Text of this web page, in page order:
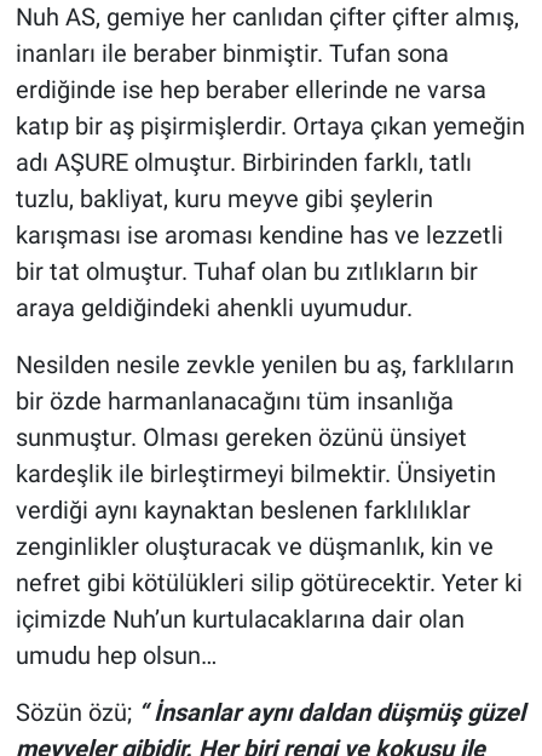
Nuh AS, gemiye her canlıdan çifter çifter almış,
inanları ile beraber binmiştir. Tufan sona
erdiğinde ise hep beraber ellerinde ne varsa
katıp bir aş pişirmişlerdir. Ortaya çıkan yemeğin
adı AŞURE olmuştur. Birbirinden farklı, tatlı
tuzlu, bakliyat, kuru meyve gibi şeylerin
karışması ise aroması kendine has ve lezzetli
bir tat olmuştur. Tuhaf olan bu zıtlıkların bir
araya geldiğindeki ahenkli uyumudur.
Nesilden nesile zevkle yenilen bu aş, farklıların
bir özde harmanlanacağını tüm insanlığa
sunmuştur. Olması gereken özünü ünsiyet
kardeşlik ile birleştirmeyi bilmektir. Ünsiyetin
verdiği aynı kaynaktan beslenen farklılıklar
zenginlikler oluşturacak ve düşmanlık, kin ve
nefret gibi kötülükleri silip götürecektir. Yeter ki
içimizde Nuh’un kurtulacaklarına dair olan
umudu hep olsun…
Sözün özü; “ İnsanlar aynı daldan düşmüş güzel
meyveler gibidir. Her biri rengi ve kokusu ile